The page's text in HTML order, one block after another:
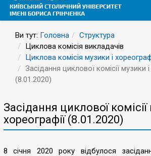
Ви тут: Головна
Структура
Циклова комісія викладачів
Циклова комісія музики і
Засідання циклової комісії музики
(8.01.2020)
Засідання циклової комісії
хореографії (8.01.2020)
8 січня 2020 року відбулося